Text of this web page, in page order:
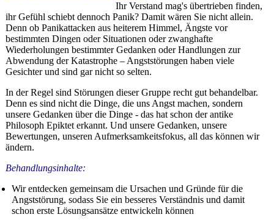
Ihr Verstand mag's übertrieben finden,
ihr Gefühl schiebt dennoch Panik? Damit wären Sie nicht allein.
Denn ob Panikattacken aus heiterem Himmel, Ängste vor
bestimmten Dingen oder Situationen oder zwanghafte
Wiederholungen bestimmter Gedanken oder Handlungen zur
Abwendung der Katastrophe – Angststörungen haben viele
Gesichter und sind gar nicht so selten.
In der Regel sind Störungen dieser Gruppe recht gut behandelbar.
Denn es sind nicht die Dinge, die uns Angst machen, sondern
unsere Gedanken über die Dinge - das hat schon der antike
Philosoph Epiktet erkannt. Und unsere Gedanken, unsere
Bewertungen, unseren Aufmerksamkeitsfokus, all das können wir
ändern.
Behandlungsinhalte:
Wir entdecken gemeinsam die Ursachen und Gründe für die
Angststörung, sodass Sie ein besseres Verständnis und damit
schon erste Lösungsansätze entwickeln können